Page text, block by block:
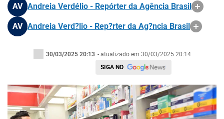
AV Andreia Verdélio - Repórter da Agência Brasil
AV Andreia Verd?lio - Rep?rter da Ag?ncia Brasil
30/03/2025 20:13 - atualizado em 30/03/2025 20:14
SIGA NO